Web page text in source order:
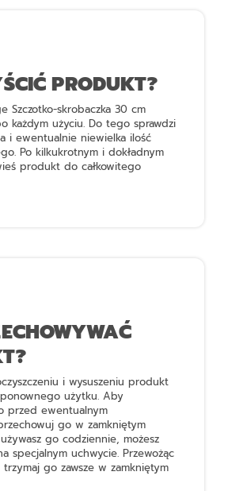
PRODUKT?
Szczotko-skrobaczka 30 cm
każdym użyciu. Do tego sprawdzi
i ewentualnie niewielka ilość
Po kilkukrotnym i dokładnym
produkt do całkowitego
i wysuszeniu produkt
użytku. Aby
przed ewentualnym
go w zamkniętym
go codziennie, możesz
specjalnym uchwycie. Przewożąc
go zawsze w zamkniętym